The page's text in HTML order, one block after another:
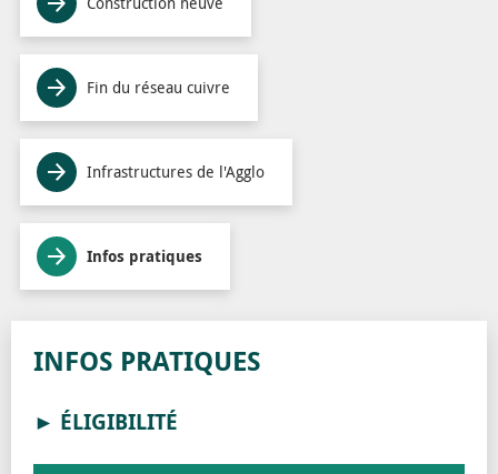
Fin du réseau cuivre
Infrastructures de l'Agglo
Infos pratiques
INFOS PRATIQUES
► ÉLIGIBILITÉ